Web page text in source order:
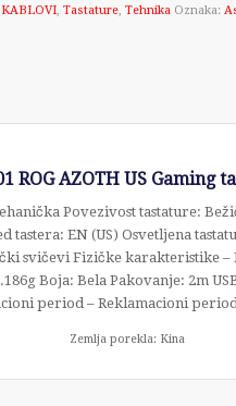
KABLOVI, Tastature, Tehnika Oznaka:
ROG AZOTH US Gaming
Povezivost tastature:
EN (US) Osvetljena
svičevi Fizičke karakteristike
Boja: Bela Pakovanje: 2m
period – Reklamacioni
Zemlja porekla: Kina